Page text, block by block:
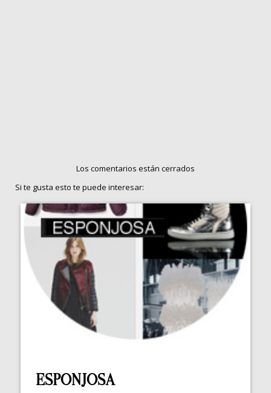
Los comentarios están cerrados
Si te gusta esto te puede interesar:
ESPONJOSA